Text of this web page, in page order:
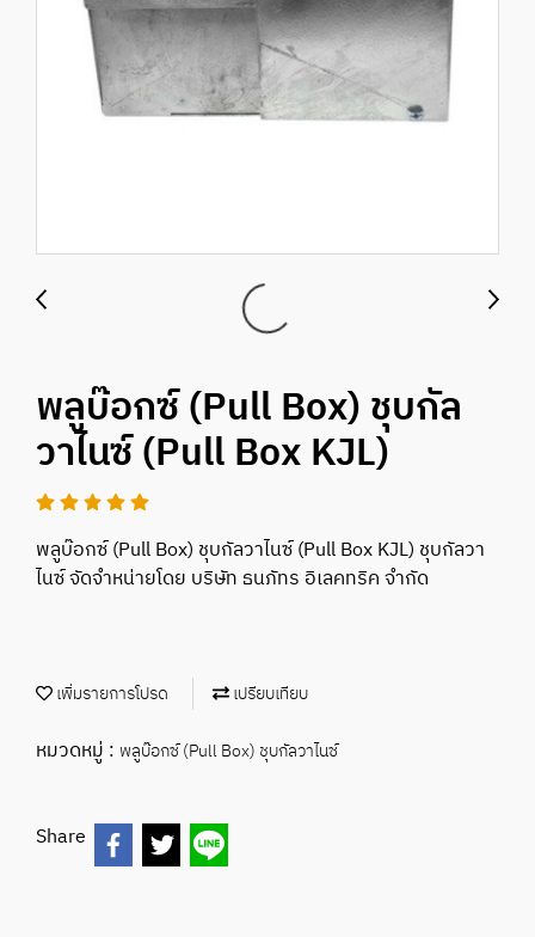
พลูบ๊อกซ์ (Pull Box) ชุบกัล
วาไนซ์ (Pull Box KJL)
พลูบ๊อกซ์ (Pull Box) ชุบกัลวาไนซ์ (Pull Box KJL) ชุบกัลวา
ไนซ์ จัดจำหน่ายโดย บริษัท ธนภัทร อิเลคทริค จำกัด
เพิ่มรายการโปรด เปรียบเทียบ
หมวดหมู่ : พลูบ๊อกซ์ (Pull Box) ชุบกัลวาไนซ์
Share